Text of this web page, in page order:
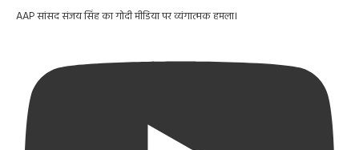
AAP सांसद संजय सिंह का गोदी मीडिया पर व्यंगात्मक हमला।